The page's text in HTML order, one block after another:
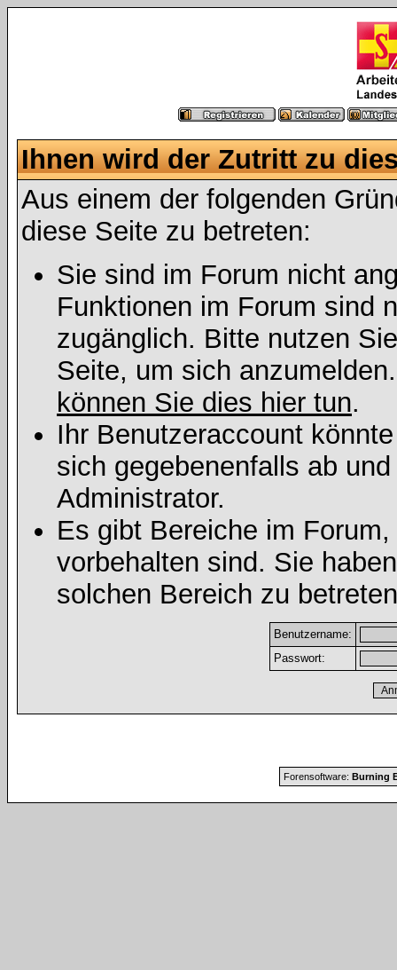
Ihnen wird der Zutritt zu
Aus einem der folgenden
diese Seite zu betreten:
Sie sind im Forum nicht
Funktionen im Forum sind
zugänglich. Bitte nutzen
Seite, um sich
können Sie dies hier tun.
Ihr Benutzeraccount
sich gegebenenfalls ab
Administrator.
Es gibt Bereiche im
vorbehalten sind. Sie
solchen Bereich zu
Benutzername:
Passwort:
Forensoftware: Burning